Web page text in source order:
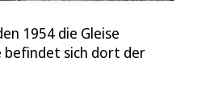
1954 die Gleise
befindet sich dort der